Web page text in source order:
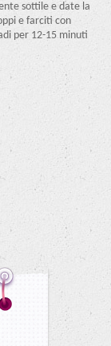
sottile e date la
e farciti con
per 12-15 minuti